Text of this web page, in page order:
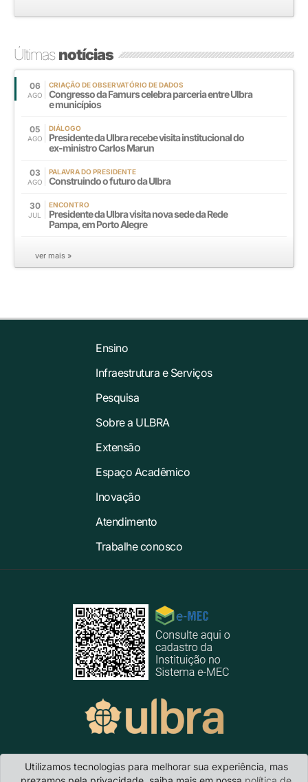
Últimasnotícias
06
AGO
CRIAÇÃO DE OBSERVATÓRIO DE DADOS
Congresso da Famurs celebra parceria entre Ulbra
e municípios
05
AGO
DIÁLOGO
Presidente da Ulbra recebe visita institucional do
ex-ministro Carlos Marun
03
AGO
PALAVRA DO PRESIDENTE
Construindo o futuro da Ulbra
30
JUL
ENCONTRO
Presidente da Ulbra visita nova sede da Rede
Pampa, em Porto Alegre
ver mais »
Ensino
Infraestrutura e Serviços
Pesquisa
Sobre a ULBRA
Extensão
Espaço Acadêmico
Inovação
Atendimento
Trabalhe conosco
Ulbra Carazinho
- BR 285 - KM 335 · CEP 99.500-000 · Carazinho/RS
Utilizamos tecnologias para melhorar sua experiência, mas